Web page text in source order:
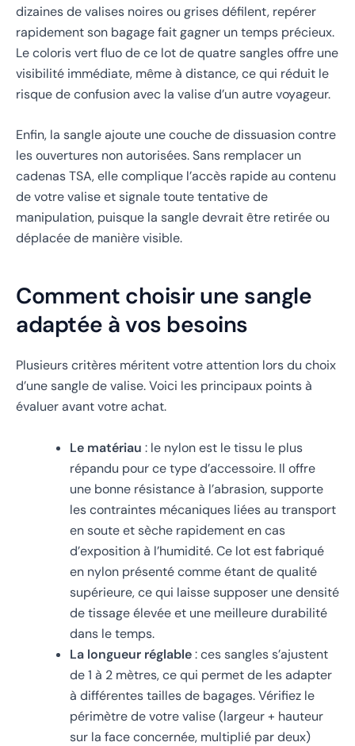
dizaines de valises noires ou grises défilent, repérer
rapidement son bagage fait gagner un temps précieux.
Le coloris vert fluo de ce lot de quatre sangles offre une
visibilité immédiate, même à distance, ce qui réduit le
risque de confusion avec la valise d’un autre voyageur.
Enfin, la sangle ajoute une couche de dissuasion contre
les ouvertures non autorisées. Sans remplacer un
cadenas TSA, elle complique l’accès rapide au contenu
de votre valise et signale toute tentative de
manipulation, puisque la sangle devrait être retirée ou
déplacée de manière visible.
Comment choisir une sangle
adaptée à vos besoins
Plusieurs critères méritent votre attention lors du choix
d’une sangle de valise. Voici les principaux points à
évaluer avant votre achat.
Le matériau : le nylon est le tissu le plus
répandu pour ce type d’accessoire. Il offre
une bonne résistance à l’abrasion, supporte
les contraintes mécaniques liées au transport
en soute et sèche rapidement en cas
d’exposition à l’humidité. Ce lot est fabriqué
en nylon présenté comme étant de qualité
supérieure, ce qui laisse supposer une densité
de tissage élevée et une meilleure durabilité
dans le temps.
La longueur réglable: ces sangles s’ajustent
de 1 à 2 mètres, ce qui permet de les adapter
à différentes tailles de bagages. Vérifiez le
périmètre de votre valise (largeur + hauteur
sur la face concernée, multiplié par deux)